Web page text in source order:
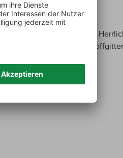
nach Jasmin, Malve.
ganz feines